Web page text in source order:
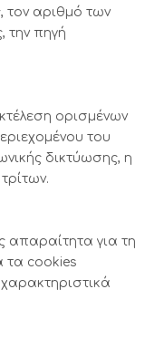
τον αριθμό των
την πηγή
ορισμένων
του
δικτύωσης, η
απαραίτητα για τη
τα cookies